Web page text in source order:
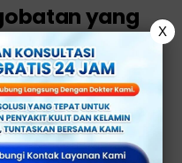
yang
akan memberikan
pemberian antibiotik
sifilis.
X